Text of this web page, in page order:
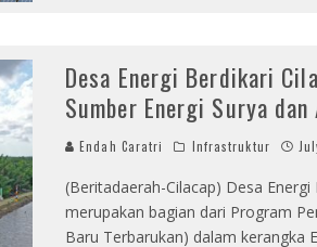
Desa Energi Berdikari
Sumber Energi Surya dan
Endah Caratri Infrastruktur
(Beritadaerah-Cilacap) Desa Energi
merupakan bagian dari Program
Baru Terbarukan) dalam kerangka